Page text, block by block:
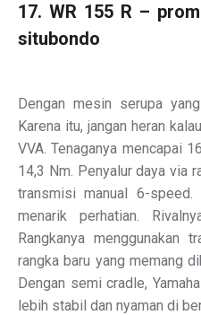
17. WR 155 R –
situbondo
Dengan mesin serupa
Karena itu, jangan heran
VVA. Tenaganya mencapai
14,3 Nm. Penyalur daya via
transmisi manual 6-
menarik perhatian.
Rangkanya menggunakan
rangka baru yang memang
Dengan semi cradle,
lebih stabil dan nyaman di